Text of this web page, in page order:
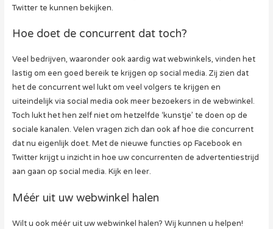
Twitter te kunnen bekijken.
Hoe doet de concurrent dat toch?
Veel bedrijven, waaronder ook aardig wat webwinkels, vinden het
lastig om een goed bereik te krijgen op social media. Zij zien dat
het de concurrent wel lukt om veel volgers te krijgen en
uiteindelijk via social media ook meer bezoekers in de webwinkel.
Toch lukt het hen zelf niet om hetzelfde ‘kunstje’ te doen op de
sociale kanalen. Velen vragen zich dan ook af hoe die concurrent
dat nu eigenlijk doet. Met de nieuwe functies op Facebook en
Twitter krijgt u inzicht in hoe uw concurrenten de advertentiestrijd
aan gaan op social media. Kijk en leer.
Méér uit uw webwinkel halen
Wilt u ook méér uit uw webwinkel halen? Wij kunnen u helpen!